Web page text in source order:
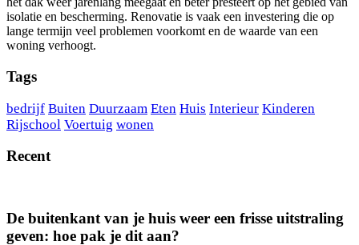
isolatie en bescherming. Renovatie is vaak een investering die op
lange termijn veel problemen voorkomt en de waarde van een
woning verhoogt.
Tags
bedrijf Buiten Duurzaam Eten Huis Interieur Kinderen
Rijschool Voertuig wonen
Recent
De buitenkant van je huis weer een frisse uitstraling
geven: hoe pak je dit aan?